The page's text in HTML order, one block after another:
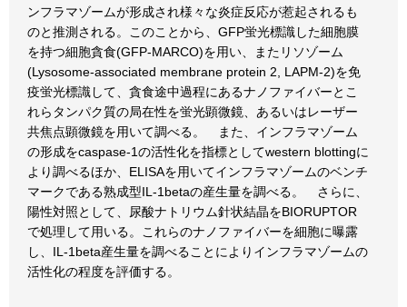
ンフラマゾームが形成され様々な炎症反応が惹起されるも
のと推測される。このことから、GFP蛍光標識した細胞膜
を持つ細胞貪食(GFP-MARCO)を用い、またリソゾーム
(Lysosome-associated membrane protein 2, LAPM-2)を免
疫蛍光標識して、貪食途中過程にあるナノファイバーとこ
れらタンパク質の局在性を蛍光顕微鏡、あるいはレーザー
共焦点顕微鏡を用いて調べる。 また、インフラマゾーム
の形成をcaspase-1の活性化を指標としてwestern blottingに
より調べるほか、ELISAを用いてインフラマゾームのベンチ
マークである熟成型IL-1betaの産生量を調べる。 さらに、
陽性対照として、尿酸ナトリウム針状結晶をBIORUPTOR
で処理して用いる。これらのナノファイバーを細胞に曝露
し、IL-1beta産生量を調べることによりインフラマゾームの
活性化の程度を評価する。